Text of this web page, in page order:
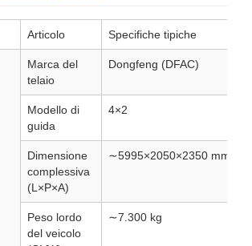
Articolo Specifiche tipiche
Marca del
telaio
Dongfeng (DFAC)
Modello di
guida
4×2
Dimensione
complessiva
(L×P×A)
∼5995×2050×2350 mm
Peso lordo
del veicolo
∼7.300 kg